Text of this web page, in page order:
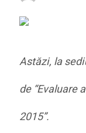
Astăzi, la
de “Evaluare
2015”.